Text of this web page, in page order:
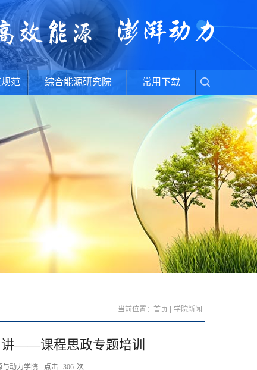
范 综合能源研究院 常用下载
当前位置： 首页 学院新闻
讲——课程思政专题培训
与动力学院 点击: 306 次